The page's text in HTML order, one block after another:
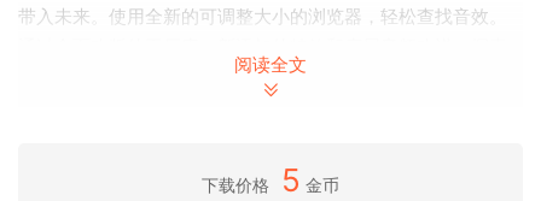
带入未来。使用全新的可调整大小的浏览器，轻松查找音效。
新的音乐理念，寻找新的灵感。
阅读全文
下载价格 5 金币